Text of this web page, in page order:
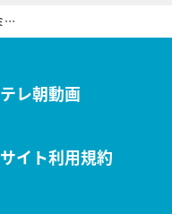
『家政夫のミタゾノ』第4シリーズが撮影開始！松岡昌宏、華麗なスタートダッシュ
テレ朝動画
サイト利用規約